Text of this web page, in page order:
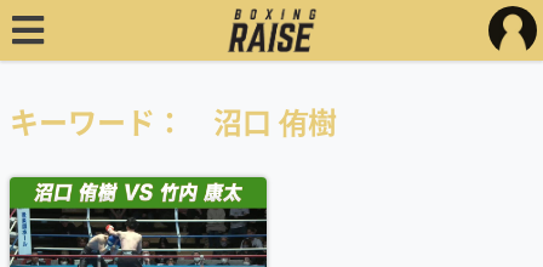
キーワード： 沼口 侑樹